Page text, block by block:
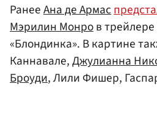
РанееАна де Армас
Мэрилин Монров
«Блондинка». В картине
Каннавале,Джулианна
Броуди, Лили Фишер,